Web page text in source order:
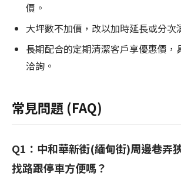
價。
大坪數不加價，改以加時延長或分次
長期配合的定期清潔客戶享優惠價，
洽詢。
常見問題 (FAQ)
Q1：中和華新街(緬甸街)周邊巷弄
找路跟停車方便嗎？